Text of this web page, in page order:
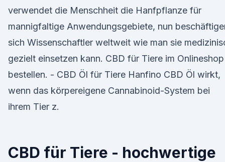
verwendet die Menschheit die Hanfpflanze für
mannigfaltige Anwendungsgebiete, nun
sich Wissenschaftler weltweit wie man sie
gezielt einsetzen kann. CBD für Tiere im Onlineshop
bestellen. - CBD Öl für Tiere Hanfino CBD Öl wirkt,
wenn das körpereigene Cannabinoid-System bei
ihrem Tier z.
CBD für Tiere - hochwertige